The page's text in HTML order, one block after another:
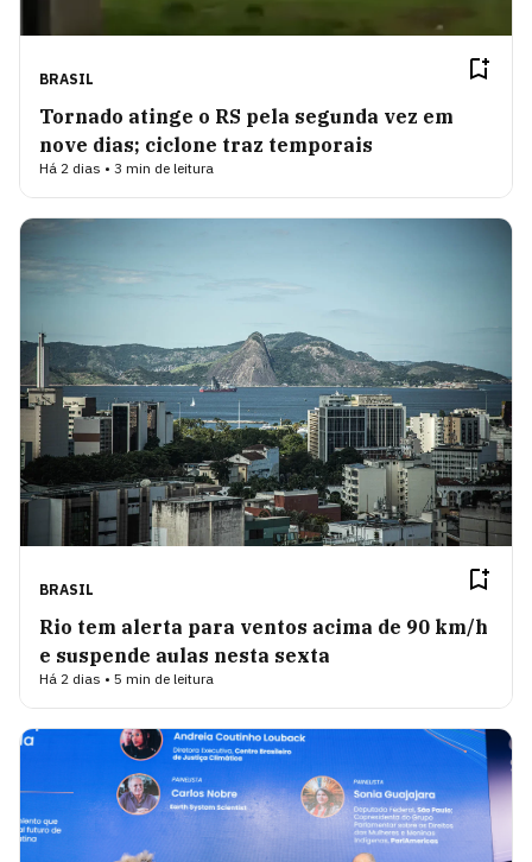
BRASIL
Tornado atinge o RS pela segunda vez em
nove dias; ciclone traz temporais
Há 2 dias • 3 min de leitura
BRASIL
Rio tem alerta para ventos acima de 90 km/h
e suspende aulas nesta sexta
Há 2 dias • 5 min de leitura